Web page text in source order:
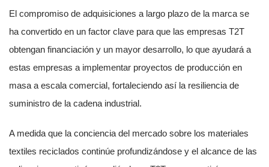
El compromiso de adquisiciones a largo plazo de la marca se
ha convertido en un factor clave para que las empresas T2T
obtengan financiación y un mayor desarrollo, lo que ayudará a
estas empresas a implementar proyectos de producción en
masa a escala comercial, fortaleciendo así la resiliencia de
suministro de la cadena industrial.
A medida que la conciencia del mercado sobre los materiales
textiles reciclados continúe profundizándose y el alcance de las